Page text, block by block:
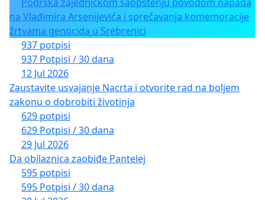
na Vladimira Arsenijevića i sprečavanja komemoracije
žrtvama genocida u Srebrenici
937 potpisi
937 Potpisi / 30 dana
12 Jul 2026
Zaustavite usvajanje Nacrta i otvorite rad na boljem
zakonu o dobrobiti životinja
629 potpisi
629 Potpisi / 30 dana
29 Jul 2026
Da obilaznica zaobiđe Pantelej
595 potpisi
595 Potpisi / 30 dana